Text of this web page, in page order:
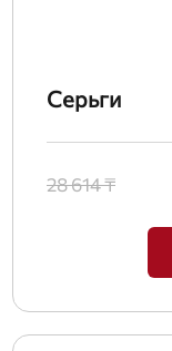
Серьги
28 614 ₸